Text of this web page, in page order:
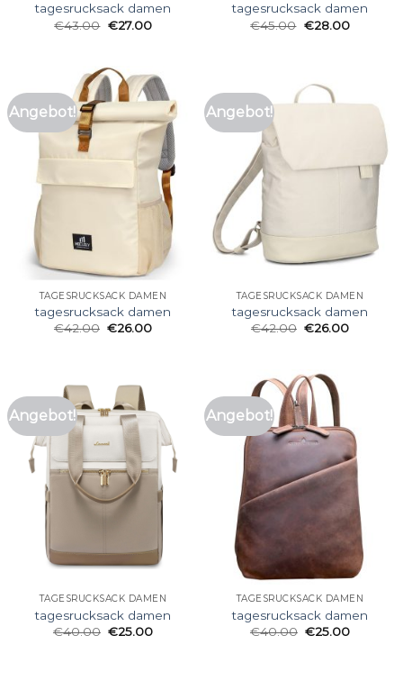
tagesrucksack damen
€43.00 €27.00
tagesrucksack damen
€45.00 €28.00
Angebot!
TAGESRUCKSACK DAMEN
tagesrucksack damen
€42.00 €26.00
Angebot!
TAGESRUCKSACK DAMEN
tagesrucksack damen
€42.00 €26.00
Angebot!
TAGESRUCKSACK DAMEN
tagesrucksack damen
€40.00 €25.00
Angebot!
TAGESRUCKSACK DAMEN
tagesrucksack damen
€40.00 €25.00